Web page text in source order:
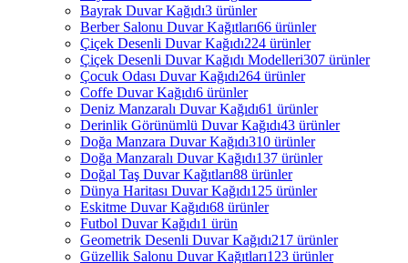
Bayrak Duvar Kağıdı3 ürünler
Berber Salonu Duvar Kağıtları66 ürünler
Çiçek Desenli Duvar Kağıdı224 ürünler
Çiçek Desenli Duvar Kağıdı Modelleri307 ürünler
Çocuk Odası Duvar Kağıdı264 ürünler
Coffe Duvar Kağıdı6 ürünler
Deniz Manzaralı Duvar Kağıdı61 ürünler
Derinlik Görünümlü Duvar Kağıdı43 ürünler
Doğa Manzara Duvar Kağıdı310 ürünler
Doğa Manzaralı Duvar Kağıdı137 ürünler
Doğal Taş Duvar Kağıtları88 ürünler
Dünya Haritası Duvar Kağıdı125 ürünler
Eskitme Duvar Kağıdı68 ürünler
Futbol Duvar Kağıdı1 ürün
Geometrik Desenli Duvar Kağıdı217 ürünler
Güzellik Salonu Duvar Kağıtları123 ürünler